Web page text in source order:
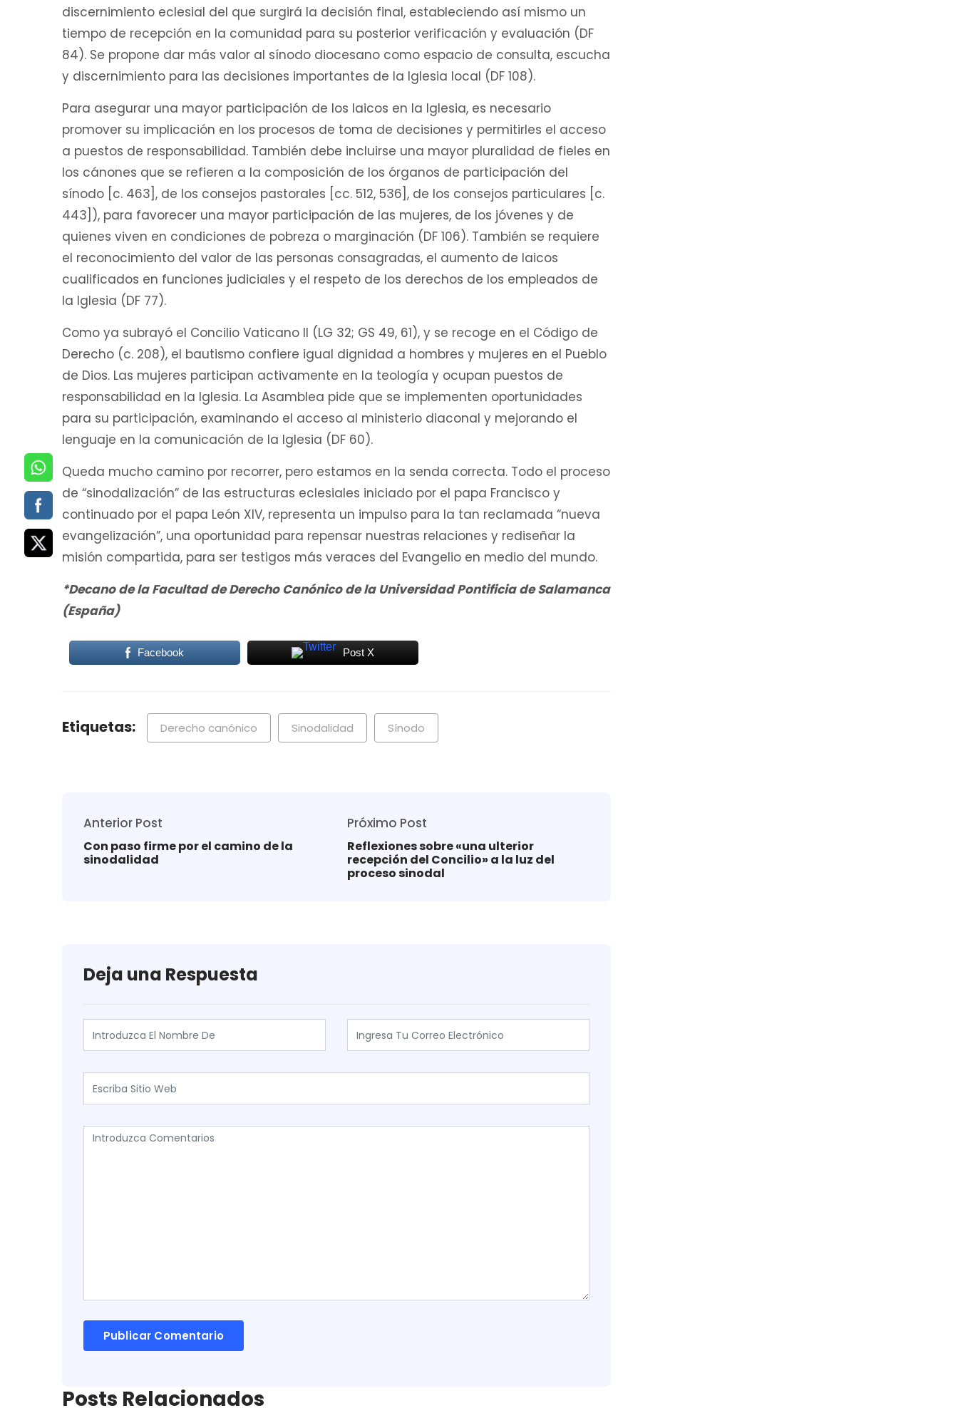
discernimiento eclesial del que surgirá la decisión final, estableciendo así mismo un
tiempo de recepción en la comunidad para su posterior verificación y evaluación (DF
84). Se propone dar más valor al sínodo diocesano como espacio de consulta, escucha
y discernimiento para las decisiones importantes de la Iglesia local (DF 108).
Para asegurar una mayor participación de los laicos en la Iglesia, es necesario
promover su implicación en los procesos de toma de decisiones y permitirles el acceso
a puestos de responsabilidad. También debe incluirse una mayor pluralidad de fieles en
los cánones que se refieren a la composición de los órganos de participación del
sínodo [c. 463], de los consejos pastorales [cc. 512, 536], de los consejos particulares [c.
443]), para favorecer una mayor participación de las mujeres, de los jóvenes y de
quienes viven en condiciones de pobreza o marginación (DF 106). También se requiere
el reconocimiento del valor de las personas consagradas, el aumento de laicos
cualificados en funciones judiciales y el respeto de los derechos de los empleados de
la Iglesia (DF 77).
Como ya subrayó el Concilio Vaticano II (LG 32; GS 49, 61), y se recoge en el Código de
Derecho (c. 208), el bautismo confiere igual dignidad a hombres y mujeres en el Pueblo
de Dios. Las mujeres participan activamente en la teología y ocupan puestos de
responsabilidad en la Iglesia. La Asamblea pide que se implementen oportunidades
para su participación, examinando el acceso al ministerio diaconal y mejorando el
lenguaje en la comunicación de la Iglesia (DF 60).
Queda mucho camino por recorrer, pero estamos en la senda correcta. Todo el proceso
de “sinodalización” de las estructuras eclesiales iniciado por el papa Francisco y
continuado por el papa León XIV, representa un impulso para la tan reclamada “nueva
evangelización”, una oportunidad para repensar nuestras relaciones y rediseñar la
misión compartida, para ser testigos más veraces del Evangelio en medio del mundo.
*Decano de la Facultad de Derecho Canónico de la Universidad Pontificia de Salamanca
(España)
Facebook Post X
Etiquetas: Derecho canónico Sinodalidad Sínodo
Anterior Post
Con paso firme por el camino de la
sinodalidad
Próximo Post
Reflexiones sobre «una ulterior
recepción del Concilio» a la luz del
proceso sinodal
Deja una Respuesta
Posts Relacionados